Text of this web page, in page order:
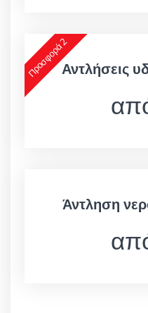
Προσφορά 2Αντλήσεις
Άντληση